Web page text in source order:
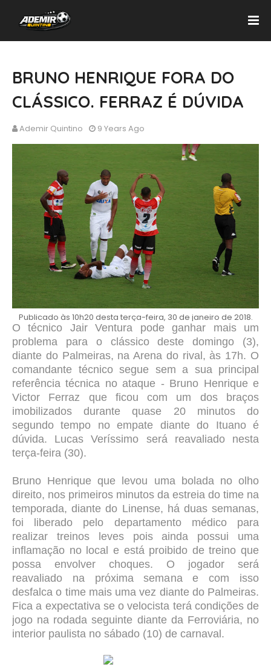
BRUNO HENRIQUE FORA DO
CLÁSSICO. FERRAZ É DÚVIDA
Ademir Quintino 9 Years Ago
Publicado às 10h20 desta terça-feira, 30 de janeiro de 2018.
O técnico Jair Ventura pode ganhar mais um
problema para o clássico deste domingo (3),
diante do Palmeiras, na Arena do rival, às 17h. O
comandante técnico segue sem a sua principal
referência técnica no ataque - Bruno Henrique e
Victor Ferraz que ficou com um dos braços
imobilizados durante quase 20 minutos do
segundo tempo no empate diante do Ituano é
dúvida. Lucas Veríssimo será reavaliado nesta
terça-feira (30).
Bruno Henrique que levou uma bolada no olho
direito, nos primeiros minutos da estreia do time na
temporada, diante do Linense, há duas semanas,
foi liberado pelo departamento médico para
realizar treinos leves pois ainda possui uma
inflamação no local e está proibido de treino que
possa envolver choques. O jogador será
reavaliado na próxima semana e com isso
desfalca o time mais uma vez diante do Palmeiras.
Fica a expectativa se o velocista terá condições de
jogo na rodada seguinte diante da Ferroviária, no
interior paulista no sábado (10) de carnaval.